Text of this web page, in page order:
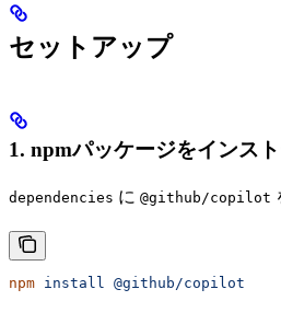
セットアップ
1. npmパッケージをインス
dependencies に @github/copilot
npm install @github/copilot